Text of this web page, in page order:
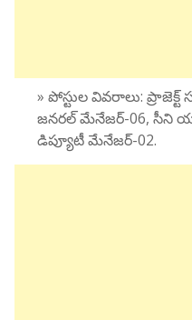
» పోస్టుల వివరాలు:
జనరల్ మేనేజర్-06, సీని
డిప్యూటీ మేనేజర్-02.